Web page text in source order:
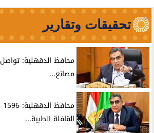
تحقيقات وتقارير
محافظ الدقهلية:
مصانع...
القافلة الطبية...